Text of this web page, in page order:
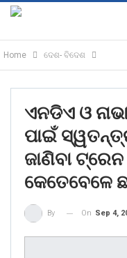
Home ଦେଶ- ବିଦେଶ
ଏନଡିଏ ଓ
ପାଇଁ
ଜାଣିବା
କେତେବେଳେ
By On Sep 4,